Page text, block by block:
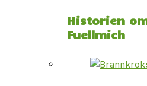
Historien
Fuellmich